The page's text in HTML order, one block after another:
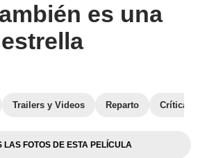
es una
estrella
Trailers y Videos Reparto Críticas
LAS FOTOS DE ESTA PELÍCULA